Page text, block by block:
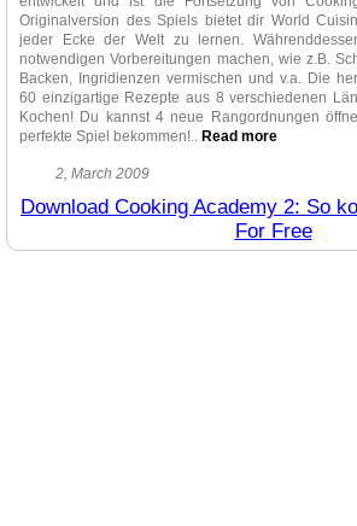
Originalversion des Spiels bietet dir World
jeder Ecke der Welt zu lernen.
notwendigen Vorbereitungen machen, wie z.B.
Backen, Ingridienzen vermischen und v.a. Die
60 einzigartige Rezepte aus 8 verschiedenen
Kochen! Du kannst 4 neue Rangordnungen
perfekte Spiel bekommen!
Read more
Die detailierte Grafik, hohe
Gleichartigkeit zwischen den Teilen von Cooking
ist aber der Nachteil der meisten Kochspiele.
spannendes Arkade-Spiel für die, die eine
2, March 2009
Download Cooking Academy 2: So
For Free